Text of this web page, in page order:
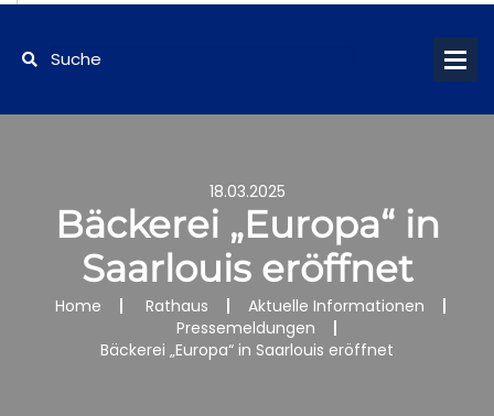
18.03.2025
Bäckerei „Europa“ in
Saarlouis eröffnet
Home Rathaus
Aktuelle Informationen
Pressemeldungen
Bäckerei „Europa“ in Saarlouis eröffnet